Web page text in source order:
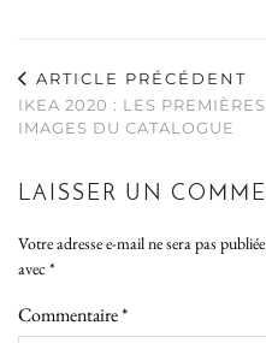
ARTICLE PRÉCÉDENT
IKEA 2020 : LES PREMIÈRES
IMAGES DU CATALOGUE
LAISSER UN
Votre adresse e-mail ne sera pas
avec *
Commentaire*